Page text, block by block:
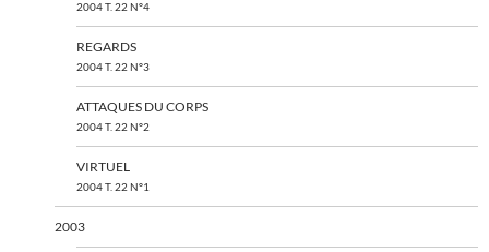
2004 T. 22 N°4
REGARDS
2004 T. 22 N°3
ATTAQUES DU CORPS
2004 T. 22 N°2
VIRTUEL
2004 T. 22 N°1
2003